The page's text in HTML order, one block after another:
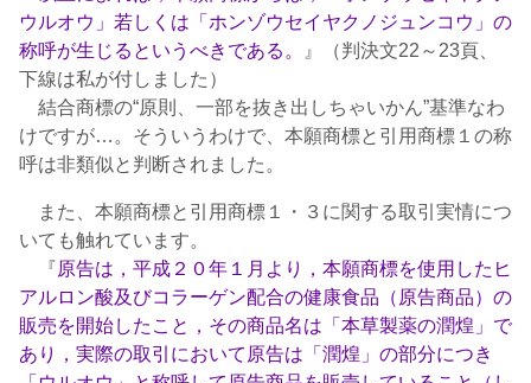
ウルオウ」若しくは「ホンゾウセイヤクノジュンコウ」の
称呼が生じるというべきである。
』（判決文22～23頁、
下線は私が付しました）
結合商標の“原則、一部を抜き出しちゃいかん”基準なわ
けですが…。そういうわけで、本願商標と引用商標１の称
呼は非類似と判断されました。
また、本願商標と引用商標１・３に関する取引実情につ
いても触れています。
『原告は，平成２０年１月より，本願商標を使用したヒ
アルロン酸及びコラーゲン配合の健康食品（原告商品）の
販売を開始したこと，その商品名は「本草製薬の潤煌」で
あり，実際の取引において原告は「潤煌」の部分につき